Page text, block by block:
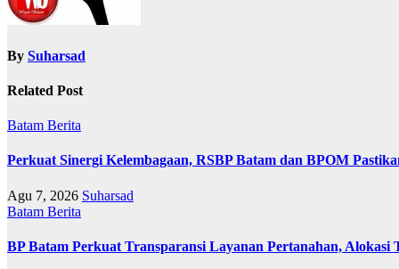
By Suharsad
Related Post
Batam Berita
Perkuat Sinergi Kelembagaan, RSBP Batam dan BPOM
Agu 7, 2026 Suharsad
Batam Berita
BP Batam Perkuat Transparansi Layanan Pertanahan,